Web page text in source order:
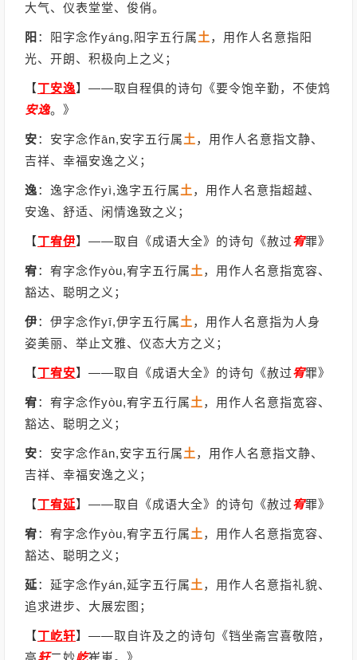
大气、仪表堂堂、俊俏。
阳 ：阳字念作yáng,阳字五行属土 ，用作人名意指阳
光、开朗、积极向上之义；
【丁安逸】 ——取自程俱的诗句《要令饱辛勤，不使鸩
安逸。》
安：安字念作ān,安字五行属土 ，用作人名意指文静、
吉祥、幸福安逸之义；
逸：逸字念作yì,逸字五行属土 ，用作人名意指超越、
安逸、舒适、闲情逸致之义；
【丁宥伊】 ——取自《成语大全》的诗句《赦过宥罪》
宥：宥字念作yòu,宥字五行属土 ，用作人名意指宽容、
豁达、聪明之义；
伊：伊字念作yī,伊字五行属土 ，用作人名意指为人身
姿美丽、举止文雅、仪态大方之义；
【丁宥安】 ——取自《成语大全》的诗句《赦过宥罪》
宥：宥字念作yòu,宥字五行属土 ，用作人名意指宽容、
豁达、聪明之义；
安：安字念作ān,安字五行属土 ，用作人名意指文静、
吉祥、幸福安逸之义；
【丁宥延】 ——取自《成语大全》的诗句《赦过宥罪》
宥：宥字念作yòu,宥字五行属土 ，用作人名意指宽容、
豁达、聪明之义；
延：延字念作yán,延字五行属土 ，用作人名意指礼貌、
追求进步、大展宏图；
【丁屹轩】 ——取自许及之的诗句《铛坐斋宫喜敬陪，
高轩二妙屹崔嵬。》